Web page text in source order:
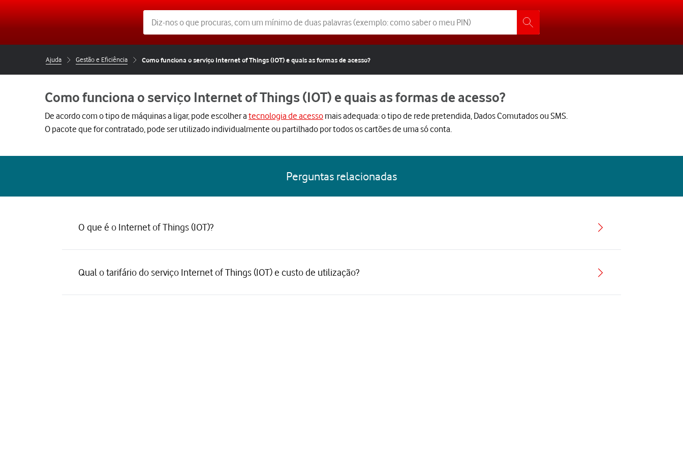
Ajuda Gestão e Eficiência Como funciona o serviço Internet of Things (IOT) e quais as formas de acesso?
Como funciona o serviço Internet of Things (IOT) e quais as formas de acesso?
De acordo com o tipo de máquinas a ligar, pode escolher atecnologia de acessomais adequada: o tipo de rede pretendida, Dados Comutados ou SMS.
O pacote que for contratado, pode ser utilizado individualmente ou partilhado por todos os cartões de uma só conta.
Perguntas relacionadas
O que é o Internet of Things (IOT)?
Qual o tarifário do serviço Internet of Things (IOT) e custo de utilização?